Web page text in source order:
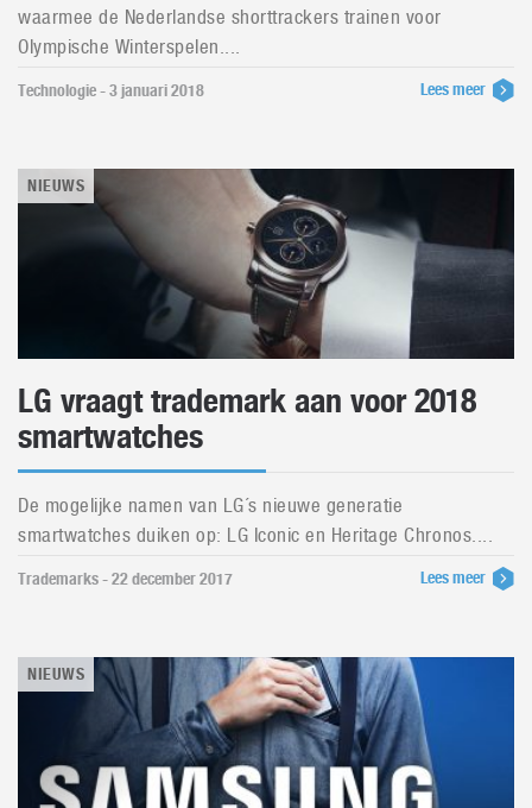
waarmee de Nederlandse shorttrackers trainen voor
Olympische Winterspelen....
Technologie - 3 januari 2018 Lees meer
NIEUWS
LG vraagt trademark aan voor 2018
smartwatches
De mogelijke namen van LG´s nieuwe generatie
smartwatches duiken op: LG Iconic en Heritage Chronos....
Trademarks - 22 december 2017 Lees meer
NIEUWS